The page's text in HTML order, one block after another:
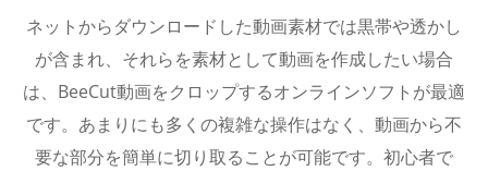
ネットからダウンロードした動画素材では黒帯や透かし
が含まれ、それらを素材として動画を作成したい場合
は、BeeCut動画をクロップするオンラインソフトが最適
です。あまりにも多くの複雑な操作はなく、動画から不
要な部分を簡単に切り取ることが可能です。初心者で